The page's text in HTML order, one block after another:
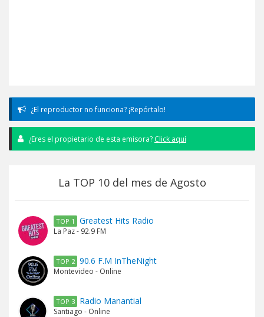
¿El reproductor no funciona? ¡Repórtalo!
¿Eres el propietario de esta emisora? Click aquí
La TOP 10 del mes de Agosto
TOP 1 Greatest Hits Radio
La Paz - 92.9 FM
TOP 2 90.6 F.M InTheNight
Montevideo - Online
TOP 3 Radio Manantial
Santiago - Online